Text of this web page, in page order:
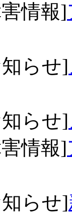
情報]
らせ]
らせ]
情報]
らせ]